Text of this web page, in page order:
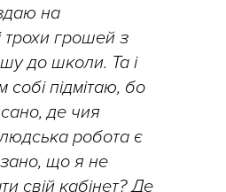
на
трохи грошей з
до школи. Та і
собі підмітаю, бо
де чия
робота є
що я не
свій кабінет? Де